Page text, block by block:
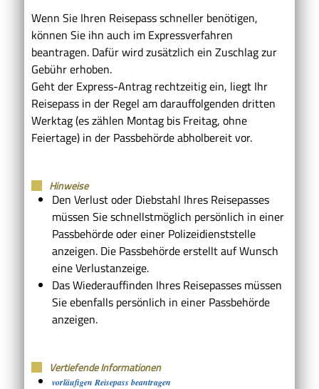
Wenn Sie Ihren Reisepass schneller benötigen,
können Sie ihn auch im Expressverfahren
beantragen. Dafür wird zusätzlich ein Zuschlag zur
Gebühr erhoben.
Geht der Express-Antrag rechtzeitig ein, liegt Ihr
Reisepass in der Regel am darauffolgenden dritten
Werktag (es zählen Montag bis Freitag, ohne
Feiertage) in der Passbehörde abholbereit vor.
Hinweise
Den Verlust oder Diebstahl Ihres Reisepasses
müssen Sie schnellstmöglich persönlich in einer
Passbehörde oder einer Polizeidienststelle
anzeigen. Die Passbehörde erstellt auf Wunsch
eine Verlustanzeige.
Das Wiederauffinden Ihres Reisepasses müssen
Sie ebenfalls persönlich in einer Passbehörde
anzeigen.
Vertiefende Informationen
vorläufigen Reisepass beantragen